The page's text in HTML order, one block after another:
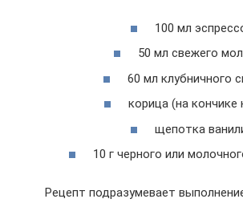
100 мл
50 мл свежего
60 мл клубничного
корица (на кончике
щепотка
10 г черного или
Рецепт подразумевает